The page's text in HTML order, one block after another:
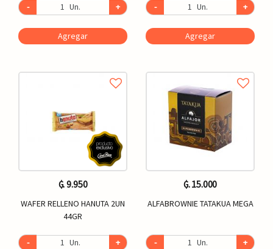
- Un. +
Agregar
- Un. +
Agregar
₲. 9.950
WAFER RELLENO HANUTA 2UN
44GR
- Un. +
₲. 15.000
ALFABROWNIE TATAKUA MEGA
- Un. +